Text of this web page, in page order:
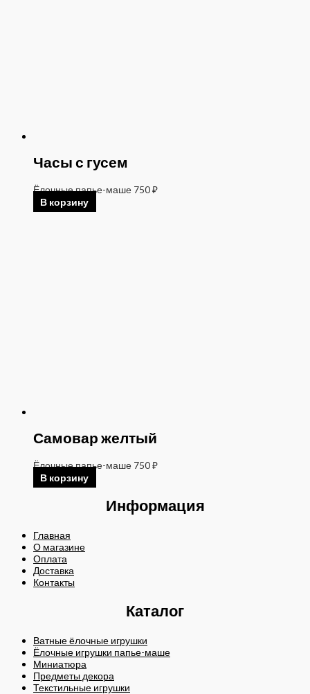
Часы с гусем
Ёлочные папье-маше 750₽
В корзину
Самовар желтый
Ёлочные папье-маше 750₽
В корзину
Информация
Главная
О магазине
Оплата
Доставка
Контакты
Каталог
Ватные ёлочные игрушки
Ёлочные игрушки папье-маше
Миниатюра
Предметы декора
Текстильные игрушки